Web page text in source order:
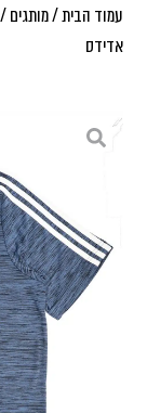
עמוד הבית/מותגים/
אדידס